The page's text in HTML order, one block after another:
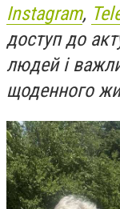
Instagram,
доступ до
людей і
щоденного